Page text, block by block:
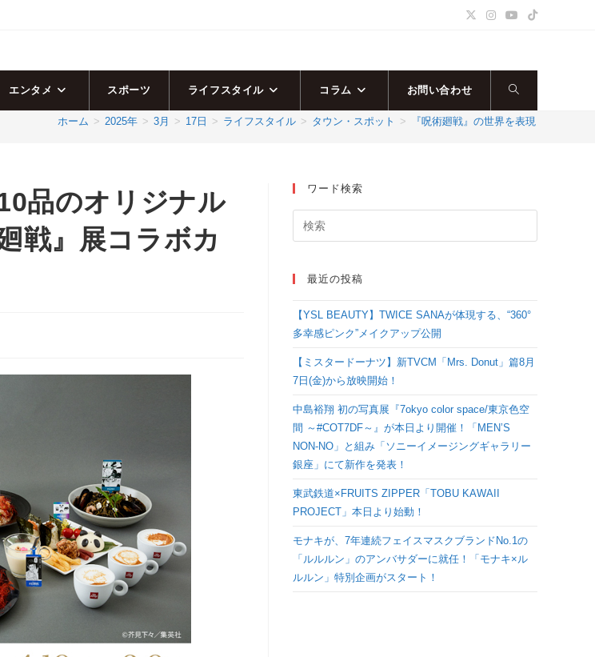
エンタメ スポーツ ライフスタイル コラム お問い合わせ ウ
ェ
サ
検
索
を
ホーム > 2025年 > 3月 > 17日 > ライフスタイル > タウン・スポット > 『呪術廻戦』の世界を表現した全10
品のオリジナル
戦』展コラボカ
ワード検索
最近の投稿
【YSL BEAUTY】TWICE SANAが体現する、“360°
多幸感ピンク”メイクアップ公開
【ミスタードーナツ】新TVCM「Mrs. Donut」篇8月
7日(金)から放映開始！
中島裕翔 初の写真展『7okyo color space/東京色空
間 ～#COT7DF～』が本日より開催！「MEN’S
NON-NO」と組み「ソニーイメージングギャラリー
銀座」にて新作を発表！
東武鉄道×FRUITS ZIPPER「TOBU KAWAII
PROJECT」本日より始動！
モナキが、7年連続フェイスマスクブランドNo.1の
「ルルルン」のアンバサダーに就任！「モナキ×ル
ルルン」特別企画がスタート！